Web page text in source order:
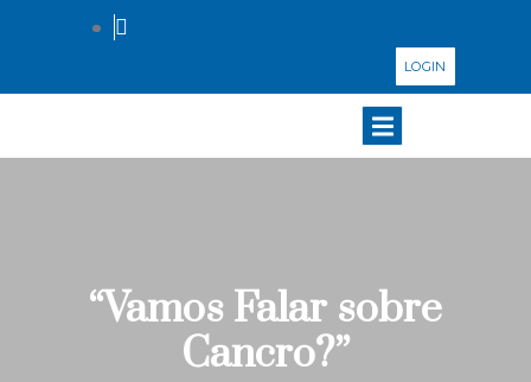
LOGIN
“Vamos Falar sobre
Cancro?”